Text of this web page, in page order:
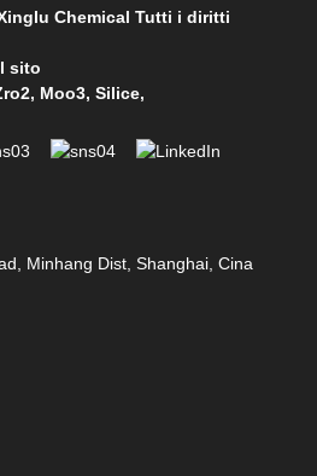
Chemical Tutti i diritti
sito
, Moo3,Silice,
Minhang Dist, Shanghai, Cina